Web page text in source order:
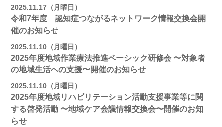
2025.11.17（月曜日）
令和7年度 認知症つながるネットワーク情報交換会開
催のお知らせ
2025.11.10（月曜日）
2025年度地域作業療法推進ベーシック研修会 〜対象者
の地域⽣活への⽀援〜開催のお知らせ
2025.11.10（月曜日）
2025年度地域リハビリテーション活動⽀援事業等に関
する啓発活動 〜地域ケア会議情報交換会〜開催のお知
らせ